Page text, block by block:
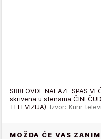
SRBI OVDE NALAZE SPAS
skrivena u stenama ČINI
TELEVIZIJA) Izvor: Kurir
MOŽDA ĆE VAS